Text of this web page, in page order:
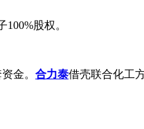
股权。
金。 合力泰借壳联合化工